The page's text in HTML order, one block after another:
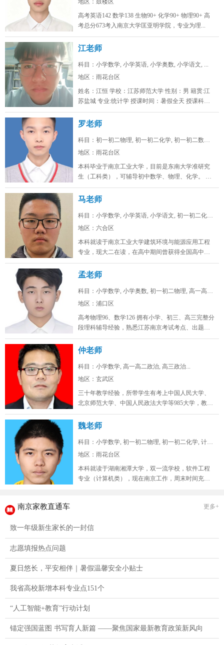
地区：鼓楼区
高考英语142 数学138 生物90+ 化学90+ 物理90+ 高
考总分673考入南京大学匡亚明学院，专业为理...
江老师
科目：小学数学, 小学英语, 小学奥数, 小学语文, ...
地区：雨花台区
姓名：江恒 学校：江苏师范大学 性别：男 籍贯:江
苏盐城 专业:统计学 授课时间：暑假全天 授课科
目：小学初...
罗老师
科目：初一初二物理, 初一初二化学, 初一初二数学, ...
地区：雨花台区
本科毕业于南京工业大学，目前是东南大学准研究
生（工科类），可辅导初中数学、物理、化学。 可
线上/线下，南京雨花台、浦口...
马老师
科目：小学数学, 小学英语, 小学语文, 初一初二化学...
地区：六合区
本科就读于南京工业大学建筑环境与能源应用工程
专业，现大二在读，在高中期间曾获得全国高中生
英语能力测评大赛省一，全国化学奥...
孟老师
科目：小学数学, 小学奥数, 初一初二物理, 高一高二...
地区：浦口区
高考物理96、数学126 拥有小学、初三、高三完整分
段理科辅导经验，熟悉江苏南京考试考点、出题思
路，擅长补差提分、五升...
仲老师
科目：小学数学, 高一高二政治, 高三政治...
地区：玄武区
三十年教学经验，所带学生有考上中国人民大学、
北京师范大学、中国人民政法大学等985大学，教学
态度认真，品德高尚。...
魏老师
科目：小学数学, 初一初二物理, 初一初二化学, 计算...
地区：雨花台区
本科就读于湖南湘潭大学，双一流学校，软件工程
专业（计算机类），现在南京工作，周末时间充
南京家教直通车 更多+
致一年级新生家长的一封信
志愿填报热点问题
夏日悠长，平安相伴｜暑假温馨安全小贴士
我省高校新增本科专业点151个
“人工智能+教育”行动计划
锚定强国蓝图 书写育人新篇 ——聚焦国家最新教育政策新风向